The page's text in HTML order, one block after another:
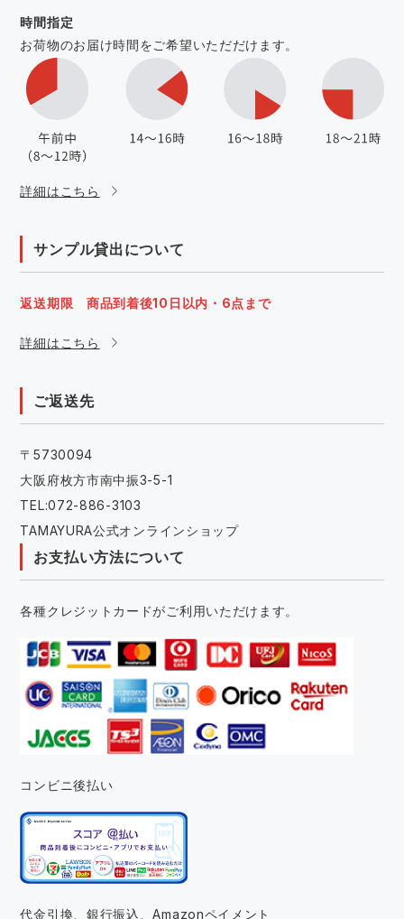
時間指定
お荷物のお届け時間をご希望いただだけます。
詳細はこちら
サンプル貸出について
返送期限 商品到着後10日以内・6点まで
詳細はこちら
ご返送先
〒5730094
大阪府枚方市南中振3-5-1
TEL:072-886-3103
TAMAYURA公式オンラインショップ
お支払い方法について
各種クレジットカードがご利用いただけます。
コンビニ後払い
代金引換、銀行振込、Amazonペイメント